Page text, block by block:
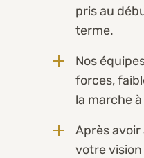
pris au
terme.
Nos
forces,
la marche
Après
votre